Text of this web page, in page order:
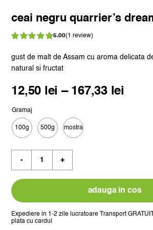
ceai negru quarrier’s
la5.00din 5 pe
baza unei
5.00(1 review)
gust de malt de Assam cu aroma delicata
natural si fructat
12,50 lei – 167,33 lei
Gramaj
100g 500g mostra
negru
adauga in cos
Expediere in 1-2 zile lucratoare Transport
plata cu cardul